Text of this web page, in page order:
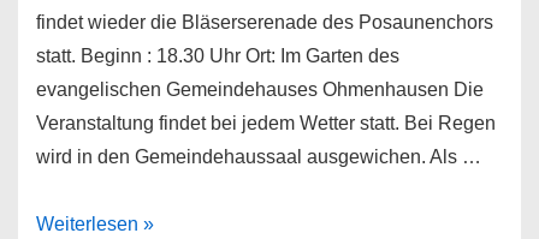
findet wieder die Bläserserenade des Posaunenchors
statt. Beginn : 18.30 Uhr Ort: Im Garten des
evangelischen Gemeindehauses Ohmenhausen Die
Veranstaltung findet bei jedem Wetter statt. Bei Regen
wird in den Gemeindehaussaal ausgewichen. Als …
Bläserserenade
Weiterlesen »